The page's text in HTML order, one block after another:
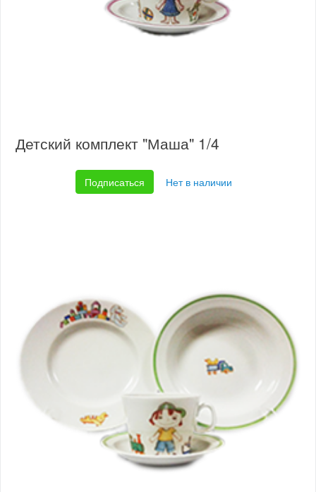
Детский комплект "Маша" 1/4
Подписаться Нет в наличии